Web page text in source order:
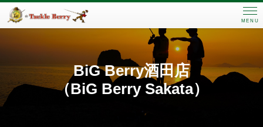
MENU
BiG Berry酒田店
（BiG Berry Sakata）